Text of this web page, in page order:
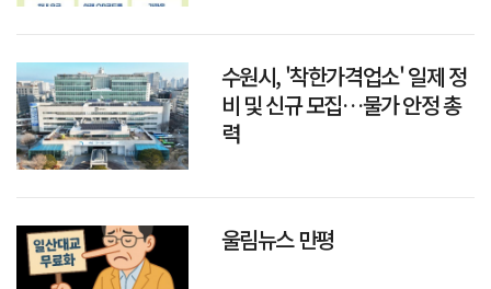
수원시, '착한가격업소' 일제 정
비 및 신규 모집…물가 안정 총
력
울림뉴스 만평